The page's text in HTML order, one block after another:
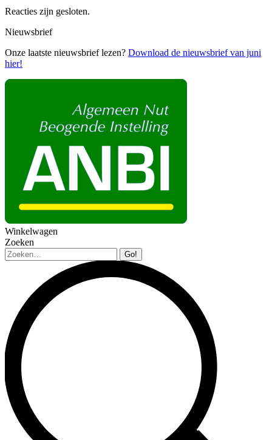
Reacties zijn gesloten.
Nieuwsbrief
Onze laatste nieuwsbrief lezen? Download de nieuwsbrief van juni
hier!
Winkelwagen
Zoeken
Zoeken: